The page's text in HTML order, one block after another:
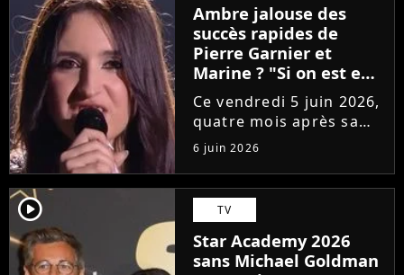
Ambre jalouse des
succès rapides de
Pierre Garnier et
Marine ? "Si on est en
compétition..."
Ce vendredi 5 juin 2026,
quatre mois après sa
victoire à la Star
Academy, Ambre a
dévoilé J'me demande,
son premier single. Une
chanson arrivée
tardivement vis-à-vis
des carrières...
6 juin 2026
player2 TV
Star Academy 2026
sans Michael Goldman